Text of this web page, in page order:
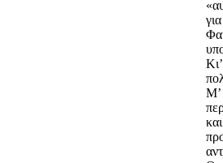
Μ’